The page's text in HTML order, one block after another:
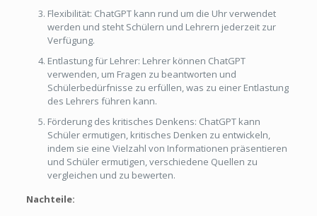
Flexibilität: ChatGPT kann rund um die Uhr verwendet
werden und steht Schülern und Lehrern jederzeit zur
Verfügung.
Entlastung für Lehrer: Lehrer können ChatGPT
verwenden, um Fragen zu beantworten und
Schülerbedürfnisse zu erfüllen, was zu einer Entlastung
des Lehrers führen kann.
Förderung des kritisches Denkens: ChatGPT kann
Schüler ermutigen, kritisches Denken zu entwickeln,
indem sie eine Vielzahl von Informationen präsentieren
und Schüler ermutigen, verschiedene Quellen zu
vergleichen und zu bewerten.
Nachteile: